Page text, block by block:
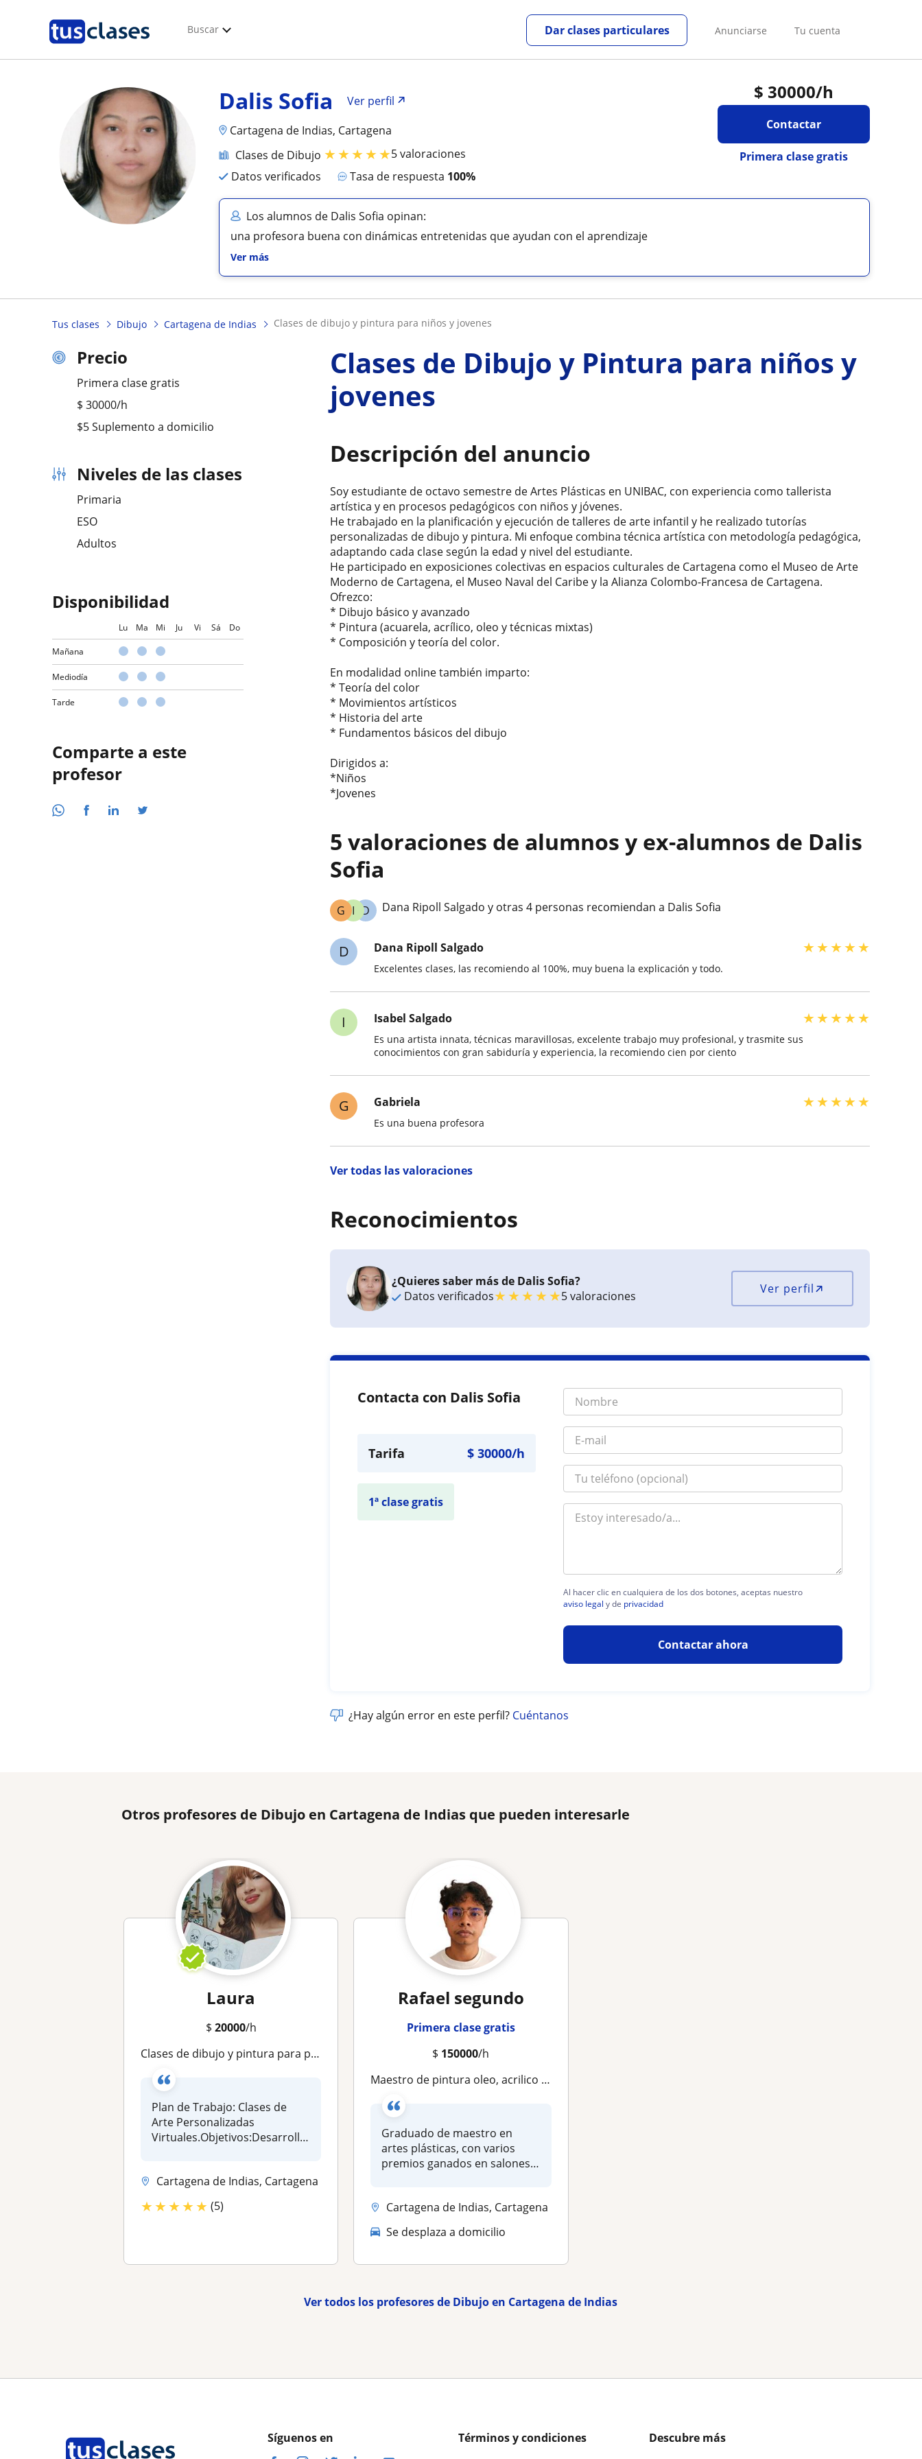
Buscar Anunciarse Tu cuenta
Dar clases particulares
$ 30000/h
Contactar
Primera clase gratis
Dalis Sofia
Ver perfil
Cartagena de Indias, Cartagena
Clases de Dibujo ★★★★★5 valoraciones
Datos verificados
Tasa de respuesta 100%
Los alumnos de Dalis Sofia opinan:
una profesora buena con dinámicas entretenidas que ayudan con el aprendizaje
Ver más
Tus clases Dibujo Cartagena de Indias clases de dibujo y pintura para niños y jovenes
Precio
Primera clase gratis
$ 30000/h
$5 Suplemento a domicilio
Niveles de las clases
Primaria
ESO
Adultos
Disponibilidad
Lu Ma Mi Ju Vi Sá Do
Mañana
Mediodía
Tarde
Comparte a este
profesor
Clases de Dibujo y Pintura para niños y
jovenes
Descripción del anuncio
Soy estudiante de octavo semestre de Artes Plásticas en UNIBAC, con experiencia como tallerista
artística y en procesos pedagógicos con niños y jóvenes.
He trabajado en la planificación y ejecución de talleres de arte infantil y he realizado tutorías
personalizadas de dibujo y pintura. Mi enfoque combina técnica artística con metodología pedagógica,
adaptando cada clase según la edad y nivel del estudiante.
He participado en exposiciones colectivas en espacios culturales de Cartagena como el Museo de Arte
Moderno de Cartagena, el Museo Naval del Caribe y la Alianza Colombo-Francesa de Cartagena.
Ofrezco:
* Dibujo básico y avanzado
* Pintura (acuarela, acrílico, oleo y técnicas mixtas)
* Composición y teoría del color.
En modalidad online también imparto:
* Teoría del color
* Movimientos artísticos
* Historia del arte
* Fundamentos básicos del dibujo
Dirigidos a:
*Niños
*Jovenes
5 valoraciones de alumnos y ex-alumnos de Dalis
Sofia
D
I
G Dana Ripoll Salgado y otras 4 personas recomiendan a Dalis Sofia
D Dana Ripoll Salgado ★★★★★
Excelentes clases, las recomiendo al 100%, muy buena la explicación y todo.
I Isabel Salgado ★★★★★
Es una artista innata, técnicas maravillosas, excelente trabajo muy profesional, y trasmite sus
conocimientos con gran sabiduría y experiencia, la recomiendo cien por ciento
G Gabriela ★★★★★
Es una buena profesora
Ver todas las valoraciones
Reconocimientos
¿Quieres saber más de Dalis Sofia?
Datos verificados★★★★★5 valoraciones Ver perfil
Contacta con Dalis Sofia
Tarifa $30000/h
1ª clase gratis
Al hacer clic en cualquiera de los dos botones, aceptas nuestro
aviso legal y de privacidad
Contactar ahora
¿Hay algún error en este perfil? Cuéntanos
Otros profesores de Dibujo en Cartagena de Indias que pueden interesarle
Laura
$ 20000/h
Clases de dibujo y pintura para principiantes e intermedios virtual
Plan de Trabajo: Clases de
Arte Personalizadas
Virtuales.Objetivos:Desarrollar
Cartagena de Indias, Cartagena
★★★★★ (5)
Rafael segundo
Primera clase gratis
$ 150000/h
maestro de pintura oleo, acrilico y dibujo
Graduado de maestro en
artes plásticas, con varios
premios ganados en salones
Cartagena de Indias, Cartagena
Se desplaza a domicilio
Ver todos los profesores de Dibujo en Cartagena de Indias
Síguenos en
Términos y condiciones
Descubre más